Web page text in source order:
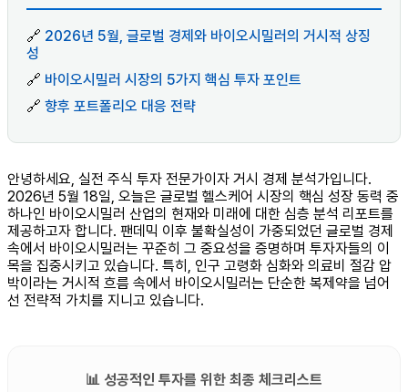
🔗 2026년 5월, 글로벌 경제와 바이오시밀러의 거시적 상징
성
🔗 바이오시밀러 시장의 5가지 핵심 투자 포인트
🔗 향후 포트폴리오 대응 전략
안녕하세요, 실전 주식 투자 전문가이자 거시 경제 분석가입니다.
2026년 5월 18일, 오늘은 글로벌 헬스케어 시장의 핵심 성장 동력 중
하나인 바이오시밀러 산업의 현재와 미래에 대한 심층 분석 리포트를
제공하고자 합니다. 팬데믹 이후 불확실성이 가중되었던 글로벌 경제
속에서 바이오시밀러는 꾸준히 그 중요성을 증명하며 투자자들의 이
목을 집중시키고 있습니다. 특히, 인구 고령화 심화와 의료비 절감 압
박이라는 거시적 흐름 속에서 바이오시밀러는 단순한 복제약을 넘어
선 전략적 가치를 지니고 있습니다.
📊 성공적인 투자를 위한 최종 체크리스트